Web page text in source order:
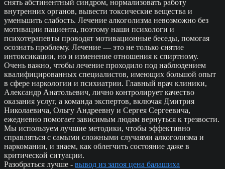
снять абстинентный синдром, нормализовать работу
внутренних органов, вывести токсические вещества и
уменьшить слабость. Лечение алкоголизма невозможно без
мотивации пациента, поэтому наши психологи и
психотерапевты проводят мотивационные беседы, помогая
осознать проблему. Лечение — это не только снятие
интоксикации, но и изменение отношения к спиртному.
Очень важно, чтобы лечение проходило под наблюдением
квалифицированных специалистов, имеющих большой опыт
в сфере наркологии и психиатрии. Главный врач клиники,
Александр Анатольевич, лично контролирует качество
оказания услуг, а команда экспертов, включая Дмитрия
Николаевича, Ольгу Андреевну и Сергея Сергеевича,
ежедневно помогает зависимым людям вернуться к трезвости.
Мы используем лучшие методики, чтобы эффективно
справляться с самыми сложными случаями алкоголизма и
наркомании, и знаем, как облегчить состояние даже в
критической ситуации.
Разобраться лучше - вывод из запоя цена балашиха